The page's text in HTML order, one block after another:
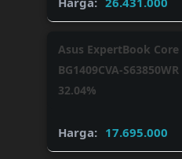
Asus ExpertBook Core
BG1409CVA-
32.04%
17.695.000